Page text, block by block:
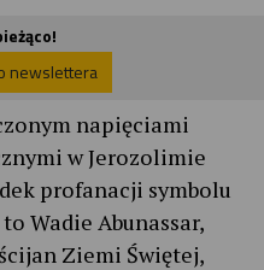
newslettera
napięciami
w Jerozolimie
profanacji symbolu
Wadie Abunassar,
Ziemi Świętej,